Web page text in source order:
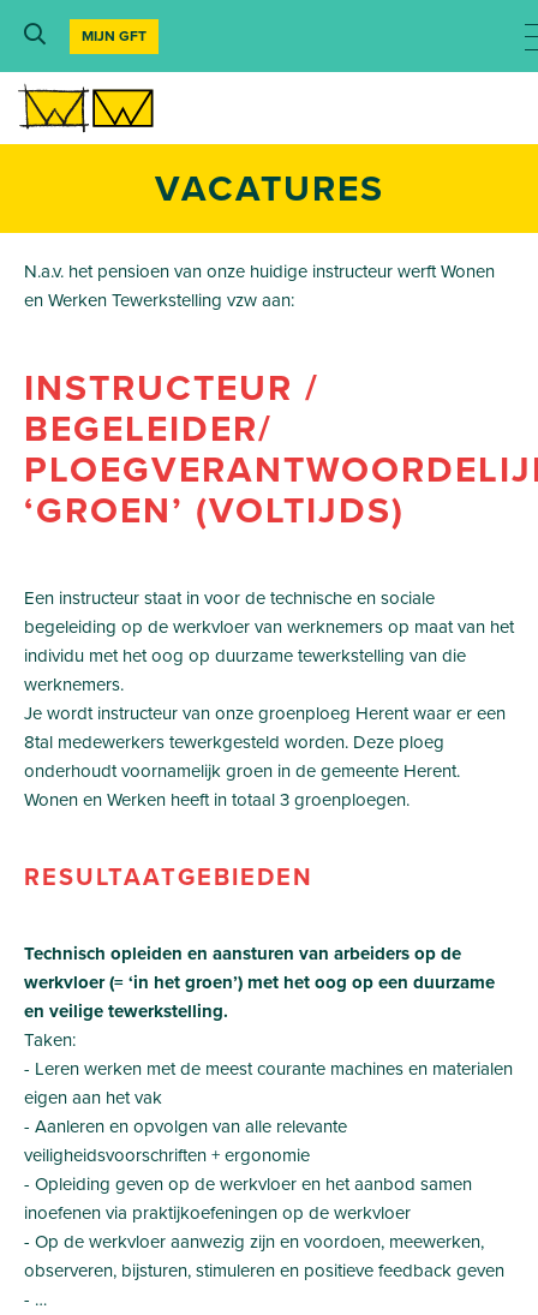
MIJN GFT
VACATURES
N.a.v. het pensioen van onze huidige instructeur werft Wonen
en Werken Tewerkstelling vzw aan:
INSTRUCTEUR /
BEGELEIDER/
‘GROEN’ (VOLTIJDS)
Een instructeur staat in voor de technische en sociale
begeleiding op de werkvloer van werknemers op maat van het
individu met het oog op duurzame tewerkstelling van die
werknemers.
Je wordt instructeur van onze groenploeg Herent waar er een
8tal medewerkers tewerkgesteld worden. Deze ploeg
onderhoudt voornamelijk groen in de gemeente Herent.
Wonen en Werken heeft in totaal 3 groenploegen.
RESULTAATGEBIEDEN
Technisch opleiden en aansturen van arbeiders op de
werkvloer (= ‘in het groen’) met het oog op een duurzame
en veilige tewerkstelling.
Taken:
- Leren werken met de meest courante machines en materialen
eigen aan het vak
- Aanleren en opvolgen van alle relevante
veiligheidsvoorschriften + ergonomie
- Opleiding geven op de werkvloer en het aanbod samen
inoefenen via praktijkoefeningen op de werkvloer
- Op de werkvloer aanwezig zijn en voordoen, meewerken,
observeren, bijsturen, stimuleren en positieve feedback geven
- …